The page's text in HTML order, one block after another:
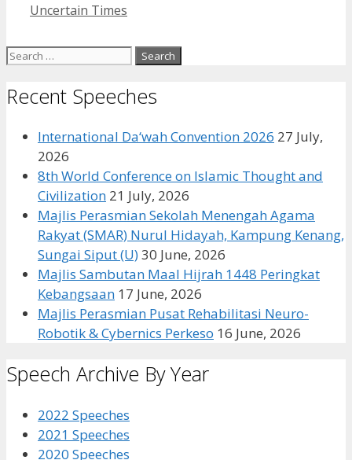
Uncertain Times
Search
Recent Speeches
International Da‘wah Convention 2026 27 July,
2026
8th World Conference on Islamic Thought and
Civilization 21 July, 2026
Majlis Perasmian Sekolah Menengah Agama
Rakyat (SMAR) Nurul Hidayah, Kampung Kenang,
Sungai Siput (U)30 June, 2026
Majlis Sambutan Maal Hijrah 1448 Peringkat
Kebangsaan 17 June, 2026
Majlis Perasmian Pusat Rehabilitasi Neuro-
Robotik & Cybernics Perkeso 16 June, 2026
Speech Archive By Year
2022 Speeches
2021 Speeches
2020 Speeches